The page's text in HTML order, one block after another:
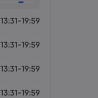
13:31-19:59
13:31-19:59
13:31-19:59
13:31-19:59